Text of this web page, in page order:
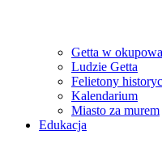
Getta w
Ludzie Getta
Felietony
Kalendarium
Miasto za murem
Edukacja